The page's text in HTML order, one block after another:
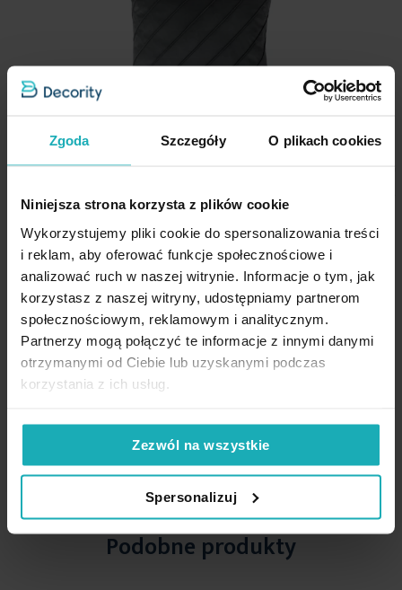
Zgoda Szczegóły O plikach cookies
Niniejsza strona korzysta z plików cookie
Wykorzystujemy pliki cookie do spersonalizowania treści
i reklam, aby oferować funkcje społecznościowe i
analizować ruch w naszej witrynie. Informacje o tym, jak
korzystasz z naszej witryny, udostępniamy partnerom
społecznościowym, reklamowym i analitycznym.
Partnerzy mogą połączyć te informacje z innymi danymi
otrzymanymi od Ciebie lub uzyskanymi podczas
korzystania z ich usług.
Zezwól na wszystkie
Spersonalizuj
100% poliester
Waga netto
Pobierz instrukcję użytkowania i bezpieczeństwa produktu
sprawia, że można je z łatwością
dopasować do każdego wnętrza.
szerokość: 45 cm
skład: 100% poliester - welwet
gramatura: 260 g/m2
Nie suszyć w suszarce bębnowej
Poszewka na poduszkę 45x45
cm welwetowa z ozdobnym
geometrycznym
przeszywanym wzorem
stalowa NALA EUROFIRANY
PREMIUM
31,40 zł
High-contrast mode
Podobne produkty